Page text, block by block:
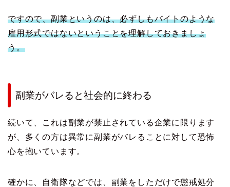
ですので、副業というのは、必ずしもバイトのような
雇用形式ではないということを理解しておきましょ
う。
副業がバレると社会的に終わる
続いて、これは副業が禁止されている企業に限ります
が、多くの方は異常に副業がバレることに対して恐怖
心を抱いています。
確かに、自衛隊などでは、副業をしただけで懲戒処分